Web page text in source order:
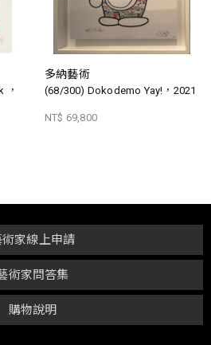
，
多納藝術
(68/300) Dokodemo Yay!，2021
NT$ 69,800
購物說明
術家問答集
術家線上申請